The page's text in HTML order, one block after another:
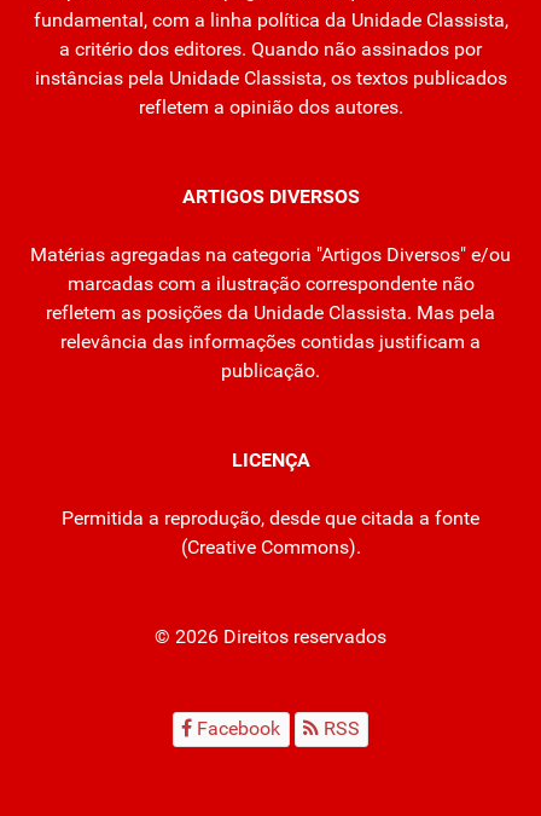
fundamental, com a linha política da Unidade Classista,
a critério dos editores. Quando não assinados por
instâncias pela Unidade Classista, os textos publicados
refletem a opinião dos autores.
ARTIGOS DIVERSOS
Matérias agregadas na categoria "Artigos Diversos" e/ou
marcadas com a ilustração correspondente não
refletem as posições da Unidade Classista. Mas pela
relevância das informações contidas justificam a
publicação.
LICENÇA
Permitida a reprodução, desde que citada a fonte
(Creative Commons).
© 2026 Direitos reservados
Facebook RSS